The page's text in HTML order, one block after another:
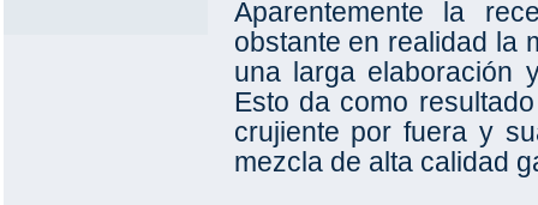
Aparentemente la
obstante en realidad la
una larga elaboración
Esto da como
crujiente por fuera y
mezcla de alta calidad